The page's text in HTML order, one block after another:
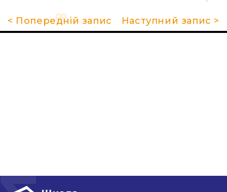
< Попередній запис Наступний запис >